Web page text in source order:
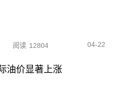
阅读 12804 04-22
油价显著上涨